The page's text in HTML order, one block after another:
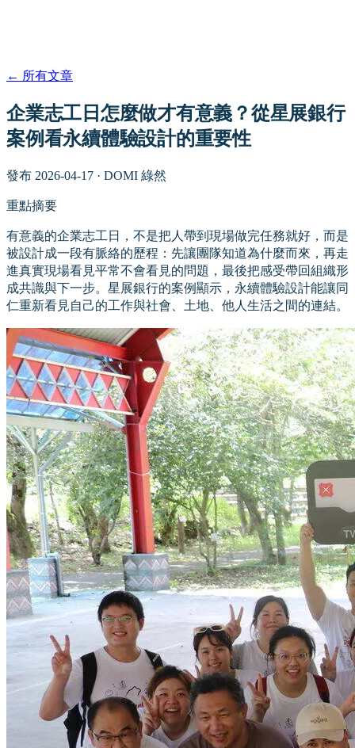
← 所有文章
企業志工日怎麼做才有意義？從星展銀行
案例看永續體驗設計的重要性
發布 2026-04-17 · DOMI 綠然
重點摘要
有意義的企業志工日，不是把人帶到現場做完任務就好，而是
被設計成一段有脈絡的歷程：先讓團隊知道為什麼而來，再走
進真實現場看見平常不會看見的問題，最後把感受帶回組織形
成共識與下一步。星展銀行的案例顯示，永續體驗設計能讓同
仁重新看見自己的工作與社會、土地、他人生活之間的連結。